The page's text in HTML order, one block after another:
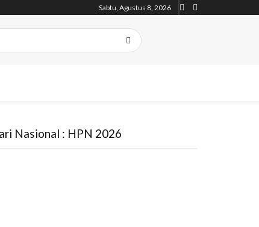
Sabtu, Agustus 8, 2026
Nasional : HPN 2026